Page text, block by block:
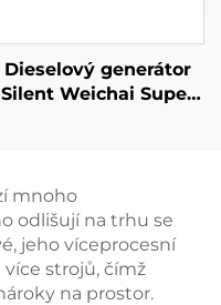
Dieselový generátor
Silent Weichai Super
dieselový generátor
mnoho
odlišují na trhu se
jeho víceprocesní
strojů, čímž
na prostor.